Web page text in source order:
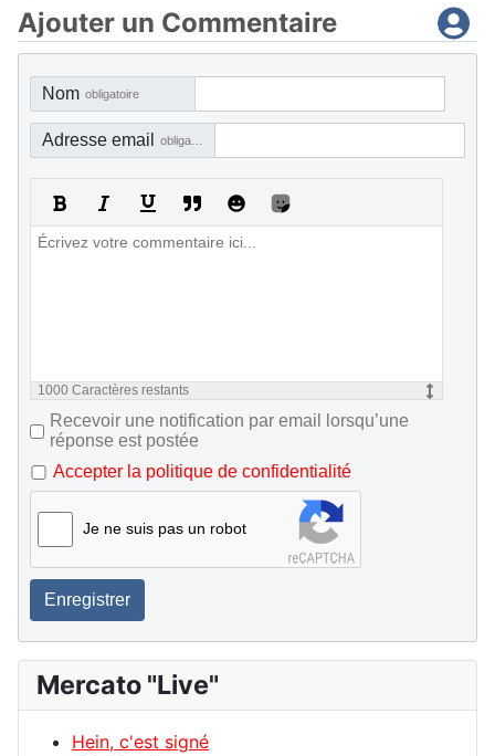
Ajouter un Commentaire
Nom obligatoire
Adresse email
1000 Caractères restants
Recevoir une notification par email lorsqu’une
réponse est postée
Accepter la politique de confidentialité
Je ne suis pas un robot
Enregistrer
Mercato "Live"
Hein, c'est signé